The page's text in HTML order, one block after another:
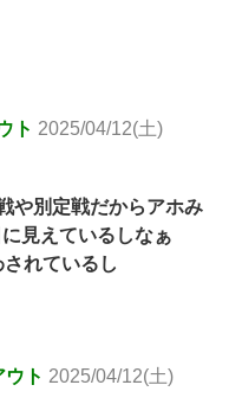
ト 2025/04/12(土)
や別定戦だからアホみ
見えているしなぁ
れているし
ト 2025/04/12(土)